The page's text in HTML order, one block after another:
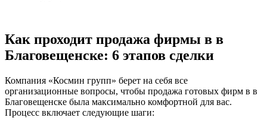
Как проходит продажа фирмы в в
Благовещенске: 6 этапов сделки
Компания «Космин групп» берет на себя все
организационные вопросы, чтобы продажа готовых фирм в в
Благовещенске была максимально комфортной для вас.
Процесс включает следующие шаги: